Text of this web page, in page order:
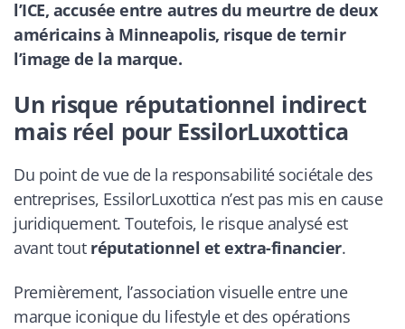
l’ICE, accusée entre autres du meurtre de deux
américains à Minneapolis, risque de ternir
l’image de la marque.
Un risque réputationnel indirect
mais réel pour EssilorLuxottica
Du point de vue de la responsabilité sociétale des
entreprises, EssilorLuxottica n’est pas mis en cause
juridiquement. Toutefois, le risque analysé est
avant tout réputationnel et extra-financier.
Premièrement, l’association visuelle entre une
marque iconique du lifestyle et des opérations